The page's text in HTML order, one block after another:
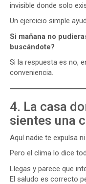
invisible donde solo
Un ejercicio simple
Si mañana no
buscándote?
Si la respuesta es no,
conveniencia.
4. La casa
sientes una
Aquí nadie te expulsa
Pero el clima lo dice
Llegas y parece que
El saludo es correcto